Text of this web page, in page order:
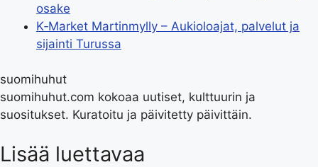
osake
K‑Market Martinmylly – Aukioloajat, palvelut ja
sijainti Turussa
suomihuhut
suomihuhut.com kokoaa uutiset, kulttuurin ja
suositukset. Kuratoitu ja päivitetty päivittäin.
Lisää luettavaa